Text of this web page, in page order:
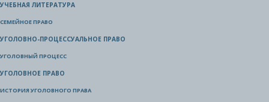
УЧЕБНАЯ ЛИТЕРАТУРА
СЕМЕЙНОЕ ПРАВО
УГОЛОВНО-ПРОЦЕССУАЛЬНОЕ ПРАВО
УГОЛОВНЫЙ ПРОЦЕСС
УГОЛОВНОЕ ПРАВО
ИСТОРИЯ УГОЛОВНОГО ПРАВА